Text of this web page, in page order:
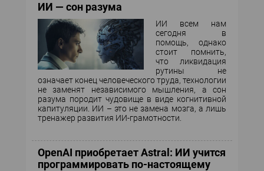
ИИ — сон разума
ИИ всем нам
сегодня в
помощь, однако
стоит помнить,
что ликвидация
рутины не
означает конец человеческого труда, технологии
не заменят независимого мышления, а сон
разума породит чудовище в виде когнитивной
капитуляции. ИИ – это не замена мозга, а лишь
тренажер развития ИИ-грамотности.
OpenAI приобретает Astral: ИИ учится
программировать по-настоящему